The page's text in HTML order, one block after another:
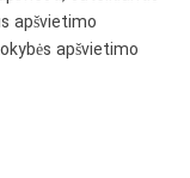
apšvietimo
apšvietimo